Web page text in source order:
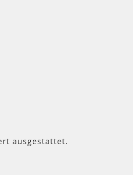
ausgestattet.